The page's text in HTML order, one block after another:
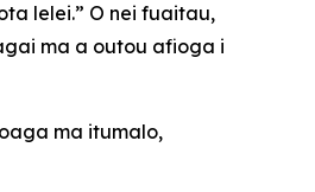
lelei.” O nei fuaitau,
ma a outou afioga i
ma itumalo,